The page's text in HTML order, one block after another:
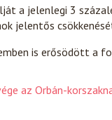
a jelenlegi 3
jelentős
is erősödött a
az Orbán-